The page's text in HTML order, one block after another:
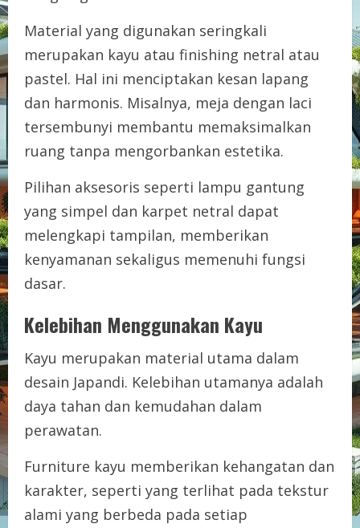
Material yang digunakan seringkali
merupakan kayu atau finishing netral atau
pastel. Hal ini menciptakan kesan lapang
dan harmonis. Misalnya, meja dengan laci
tersembunyi membantu memaksimalkan
ruang tanpa mengorbankan estetika.
Pilihan aksesoris seperti lampu gantung
yang simpel dan karpet netral dapat
melengkapi tampilan, memberikan
kenyamanan sekaligus memenuhi fungsi
dasar.
Kelebihan Menggunakan Kayu
Kayu merupakan material utama dalam
desain Japandi. Kelebihan utamanya adalah
daya tahan dan kemudahan dalam
perawatan.
Furniture kayu memberikan kehangatan dan
karakter, seperti yang terlihat pada tekstur
alami yang berbeda pada setiap